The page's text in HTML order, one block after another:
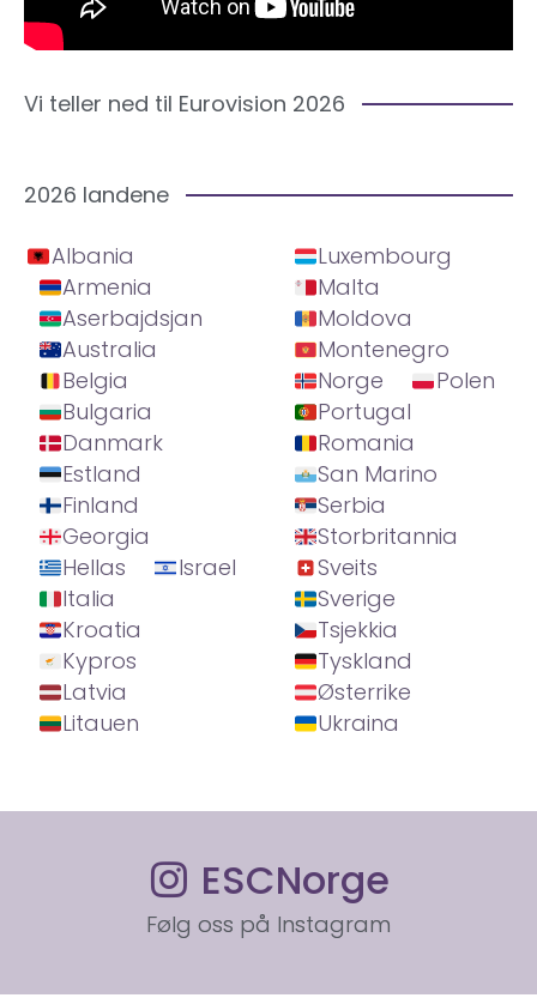
Vi teller ned til Eurovision 2026
2026 landene
Albania
Armenia
Aserbajdsjan
Australia
Belgia
Bulgaria
Danmark
Estland
Finland
Georgia
Hellas
Israel
Italia
Kroatia
Kypros
Latvia
Litauen
Luxembourg
Malta
Moldova
Montenegro
Norge
Polen
Portugal
Romania
San Marino
Serbia
Storbritannia
Sveits
Sverige
Tsjekkia
Tyskland
Østerrike
Ukraina
ESCNorge
Følg oss på Instagram